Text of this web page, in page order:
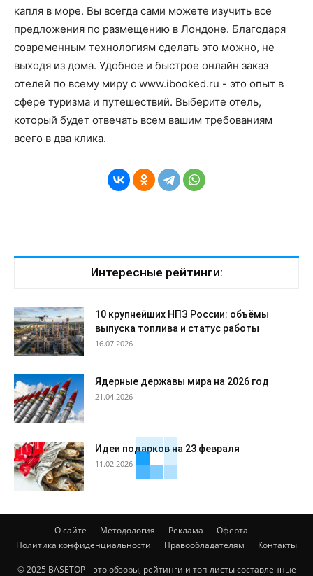
капля в море. Вы всегда сами можете изучить все
предложения по размещению в Лондоне. Благодаря
современным технологиям сделать это можно, не
выходя из дома. Удобное и быстрое онлайн заказ
отелей по всему миру с www.ibooked.ru - это опыт в
сфере туризма и путешествий. Выберите отель,
который будет отвечать всем вашим требованиям
всего в два клика.
Интересные рейтинги:
10 крупнейших НПЗ России: объёмы
выпуска топлива и статус работы
16.07.2026
Ядерные державы мира на 2026 год
21.04.2026
Идеи подарков на 23 февраля
11.02.2026
О сайте Методология Реклама
Оферта
Политика конфиденциальности
Правообладателям Контакты
© 2025 BASETOP – это обзоры, рейтинги и топ-листы составленные